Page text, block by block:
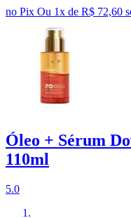
no Pix Ou 1x de R$ 72,60
Óleo + Sérum
110ml
5.0